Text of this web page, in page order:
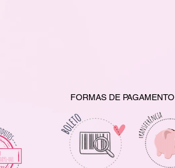
FORMAS DE PAGAMENTO